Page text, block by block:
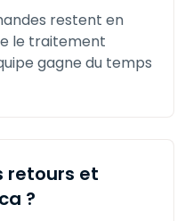
restent en
le traitement
gagne du temps
retours et
?